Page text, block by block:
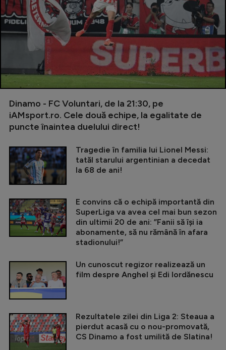
Dinamo - FC Voluntari, de la 21:30, pe
iAMsport.ro. Cele două echipe, la egalitate de
puncte înaintea duelului direct!
Tragedie în familia lui Lionel Messi:
tatăl starului argentinian a decedat
la 68 de ani!
E convins că o echipă importantă din
SuperLiga va avea cel mai bun sezon
din ultimii 20 de ani: ”Fanii să își ia
abonamente, să nu rămână în afara
stadionului!”
Un cunoscut regizor realizează un
film despre Anghel și Edi Iordănescu
Rezultatele zilei din Liga 2: Steaua a
pierdut acasă cu o nou-promovată,
CS Dinamo a fost umilită de Slatina!